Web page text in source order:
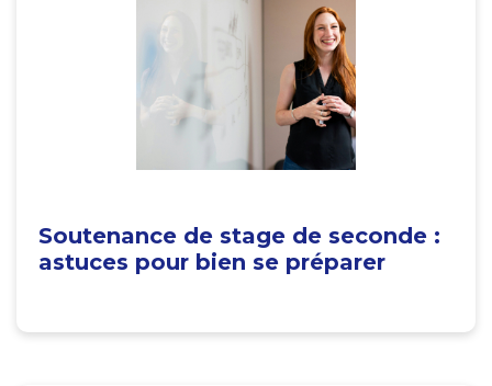
Soutenance de stage de seconde :
astuces pour bien se préparer